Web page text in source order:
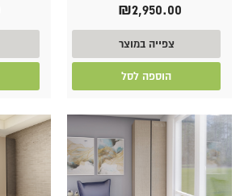
₪2,950.00
צפייה במוצר
הוספה לסל